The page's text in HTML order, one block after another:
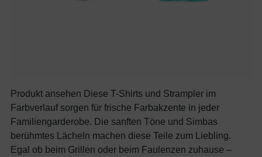
Produkt ansehen Diese T-Shirts und Strampler im
Farbverlauf sorgen für frische Farbakzente in jeder
Familiengarderobe. Die sanften Töne und Simbas
berühmtes Lächeln machen diese Teile zum Liebling.
Egal ob beim Grillen oder beim Faulenzen zuhause –